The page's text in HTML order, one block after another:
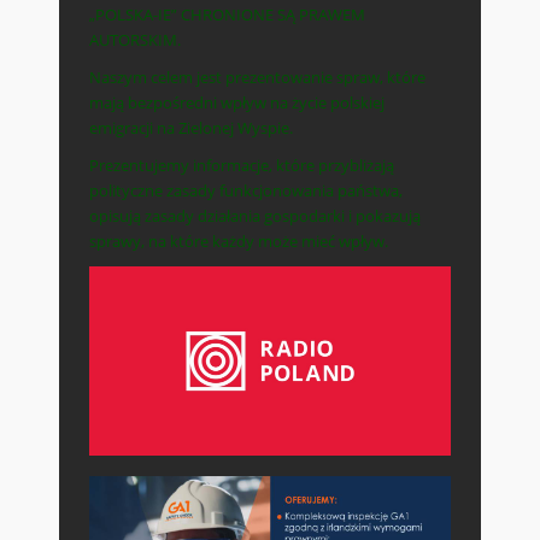
„POLSKA-IE” CHRONIONE SĄ PRAWEM
AUTORSKIM.
Naszym celem jest prezentowanie spraw, które
mają bezpośredni wpływ na życie polskiej
emigracji na Zielonej Wyspie.
Prezentujemy informacje, które przybliżają
polityczne zasady funkcjonowania państwa,
opisują zasady działania gospodarki i pokazują
sprawy, na które każdy może mieć wpływ.